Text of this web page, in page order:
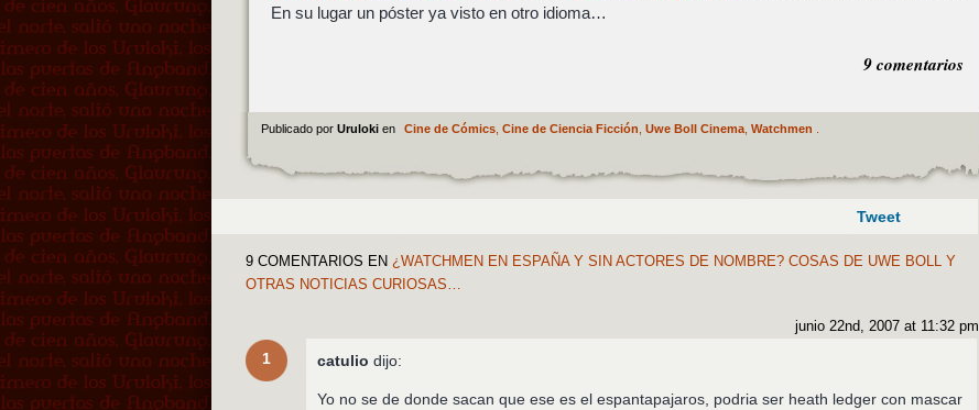
En su lugar un póster ya visto en otro idioma…
9 comentarios
Publicado por Uruloki en Cine de Cómics, Cine de Ciencia Ficción Uwe Boll Cinema, Watchmen
Tweet
9 COMENTARIOS EN ¿WATCHMEN EN ESPAÑA Y SIN ACTORES DE NOMBRE? COSAS DE UWE BOLL Y
OTRAS NOTICIAS CURIOSAS…
1
junio 22nd, 2007 at 11:32 pm
catulio dijo:
Yo no se de donde sacan que ese es el espantapajaros, podria ser heath ledger con mascar